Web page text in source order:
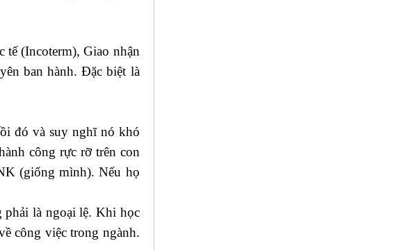
tế (Incoterm), Giao nhận
ban hành. Đặc biệt là
đó và suy nghĩ nó khó
công rực rỡ trên con
(giống mình). Nếu họ
phải là ngoại lệ. Khi học
công việc trong ngành.